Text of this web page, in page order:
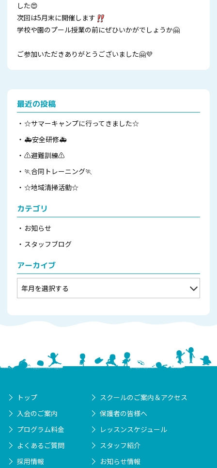
した😍
次回は5月末に開催します
学校や園のプール授業の前にぜひいかがでしょうか🤗
ご参加いただきありがとうございました🤗💜
最近の投稿
☆サマーキャンプに行ってきました☆
🚑安全研修🚑
⚠避難訓練⚠
🏃合同トレーニング🏃
☆地域清掃活動☆
カテゴリ
お知らせ
スタッフブログ
アーカイブ
トップ
スクールのご案内＆アクセス
入会のご案内
保護者の皆様へ
プログラム料金
レッスンスケジュール
よくあるご質問
スタッフ紹介
採用情報
お知らせ情報